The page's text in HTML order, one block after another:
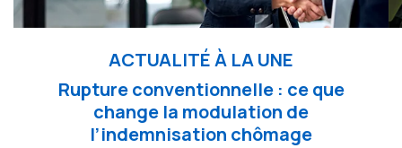
ACTUALITÉ À LA UNE
Rupture conventionnelle : ce que
change la modulation de
l’indemnisation chômage